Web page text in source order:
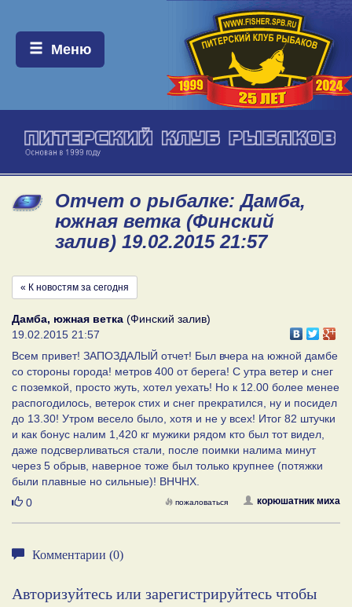
Меню:
Меню
Отчет о рыбалке: Дамба,
южная ветка (Финский
залив) 19.02.2015 21:57
« К новостям за сегодня
Дамба, южная ветка (Финский залив)
19.02.2015 21:57
Всем привет! ЗАПОЗДАЛЫЙ отчет! Был вчера на южной дамбе
со стороны города! метров 400 от берега! С утра ветер и снег
с поземкой, просто жуть, хотел уехать! Но к 12.00 более менее
распогодилось, ветерок стих и снег прекратился, ну и посидел
до 13.30! Утром весело было, хотя и не у всех! Итог 82 штучки
и как бонус налим 1,420 кг мужики рядом кто был тот видел,
даже подсверливаться стали, после поимки налима минут
через 5 обрыв, наверное тоже был только крупнее (потяжки
были плавные но сильные)! ВНЧНХ.
Нравится
0 корюшатник миха
пожаловаться
Комментарии (0)
Авторизуйтесь или зарегистрируйтесь чтобы